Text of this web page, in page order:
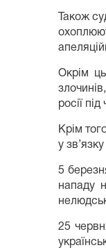
Також
Окрім
росії
Крім
у
5
нападу
25